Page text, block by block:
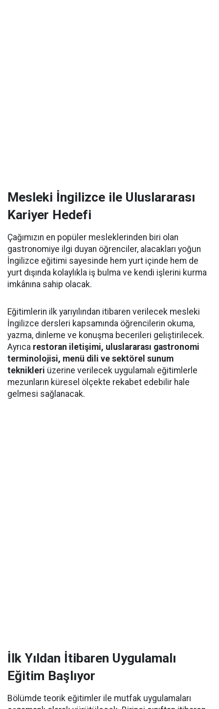
Mesleki İngilizce ile Uluslararası
Kariyer Hedefi
Çağımızın en popüler mesleklerinden biri olan
gastronomiye ilgi duyan öğrenciler, alacakları yoğun
İngilizce eğitimi sayesinde hem yurt içinde hem de
yurt dışında kolaylıkla iş bulma ve kendi işlerini kurma
imkânına sahip olacak.
Eğitimlerin ilk yarıyılından itibaren verilecek mesleki
İngilizce dersleri kapsamında öğrencilerin okuma,
yazma, dinleme ve konuşma becerileri geliştirilecek.
Ayrıca restoran iletişimi, uluslararası gastronomi
terminolojisi, menü dili ve sektörel sunum
teknikleri üzerine verilecek uygulamalı eğitimlerle
mezunların küresel ölçekte rekabet edebilir hale
gelmesi sağlanacak.
İlk Yıldan İtibaren Uygulamalı
Eğitim Başlıyor
Bölümde teorik eğitimler ile mutfak uygulamaları